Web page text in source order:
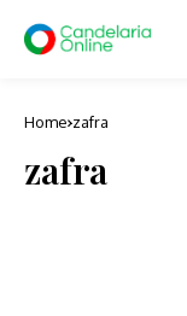
Home zafra
zafra